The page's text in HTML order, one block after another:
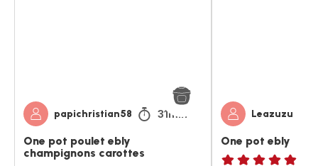
papichristian58 31min
One pot poulet ebly
champignons carottes
Leazuzu
One pot ebly